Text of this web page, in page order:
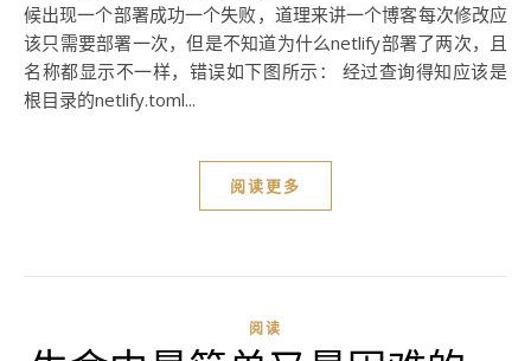
候出现一个部署成功一个失败，道理来讲一个博客每次修改应
该只需要部署一次，但是不知道为什么netlify部署了两次，且
名称都显示不一样，错误如下图所示： 经过查询得知应该是
根目录的netlify.toml...
阅读更多
阅读